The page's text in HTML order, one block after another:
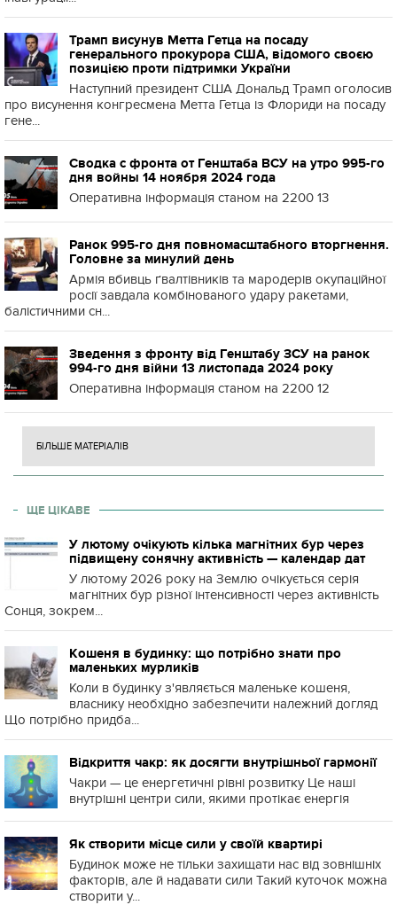
Трамп висунув Метта Гетца на посаду
генерального прокурора США, відомого своєю
позицією проти підтримки України
Наступний президент США Дональд Трамп оголосив
про висунення конгресмена Метта Гетца із Флориди на посаду
гене...
Сводка с фронта от Генштаба ВСУ на утро 995-го
дня войны 14 ноября 2024 года
Оперативна інформація станом на 2200 13
Ранок 995-го дня повномасштабного вторгнення.
Головне за минулий день
Армія вбивць ґвалтівників та мародерів окупаційної
росії завдала комбінованого удару ракетами,
балістичними сн...
Зведення з фронту від Генштабу ЗСУ на ранок
994-го дня війни 13 листопада 2024 року
Оперативна інформація станом на 2200 12
БІЛЬШЕ МАТЕРІАЛІВ
ЩЕ ЦІКАВЕ
У лютому очікують кілька магнітних бур через
підвищену сонячну активність — календар дат
У лютому 2026 року на Землю очікується серія
магнітних бур різної інтенсивності через активність
Сонця, зокрем...
Кошеня в будинку: що потрібно знати про
маленьких мурликів
Коли в будинку з'являється маленьке кошеня,
власнику необхідно забезпечити належний догляд
Що потрібно придба...
Відкриття чакр: як досягти внутрішньої гармонії
Чакри — це енергетичні рівні розвитку Це наші
внутрішні центри сили, якими протікає енергія
Як створити місце сили у своїй квартирі
Будинок може не тільки захищати нас від зовнішніх
факторів, але й надавати сили Такий куточок можна
створити у...